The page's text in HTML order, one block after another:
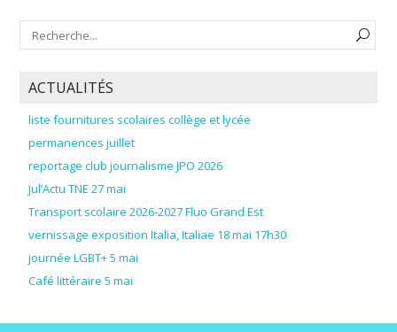
ACTUALITÉS
liste fournitures scolaires collège et lycée
permanences juillet
reportage club journalisme JPO 2026
Jul’Actu TNE 27 mai
Transport scolaire 2026-2027 Fluo Grand Est
vernissage exposition Italia, Italiae 18 mai 17h30
journée LGBT+ 5 mai
Café littéraire 5 mai